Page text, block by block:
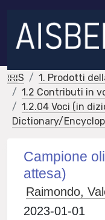
IRIS
1. Prodotti
1.2 Contributi in
1.2.04 Voci (in
Dictionary/
Campione
attesa)
Raimondo,
2023-01-01